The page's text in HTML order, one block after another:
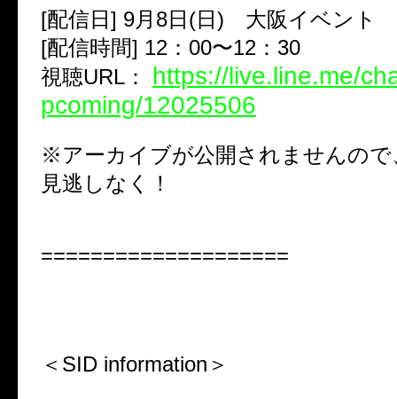
[配信日] 9月8日(日) 大阪イベント
[配信時間] 12：00〜12：30
視聴URL： https://live.line.me/
pcoming/12025506
※アーカイブが公開されませんので
見逃しなく！
====================
＜SID information＞